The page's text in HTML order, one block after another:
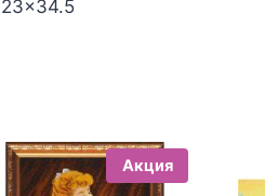
23x34.5
Акция